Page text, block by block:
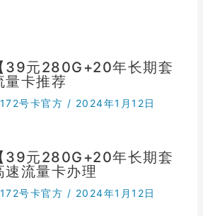
39元280G+20年长期套
卡推荐
172号卡官方 / 2024年1月12日
39元280G+20年长期套
流量卡办理
172号卡官方 / 2024年1月12日